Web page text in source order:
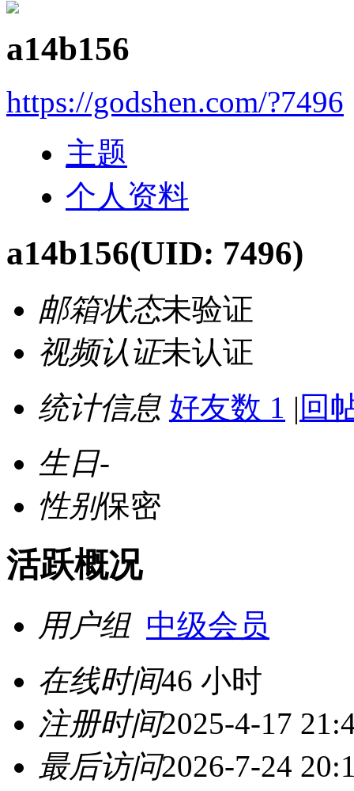
a14b156
https://godshen.com/?7496
主题
个人资料
a14b156(UID: 7496)
邮箱状态未验证
视频认证未认证
统计信息 好友数 1 | 回
生日-
性别保密
活跃概况
用户组 中级会员
在线时间46 小时
注册时间2025-4-17
最后访问2026-7-24